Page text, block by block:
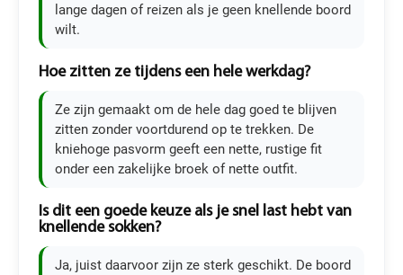
lange dagen of reizen als je geen knellende boord
wilt.
Hoe zitten ze tijdens een hele werkdag?
Ze zijn gemaakt om de hele dag goed te blijven
zitten zonder voortdurend op te trekken. De
kniehoge pasvorm geeft een nette, rustige fit
onder een zakelijke broek of nette outfit.
Is dit een goede keuze als je snel last hebt van
knellende sokken?
Ja, juist daarvoor zijn ze sterk geschikt. De boord